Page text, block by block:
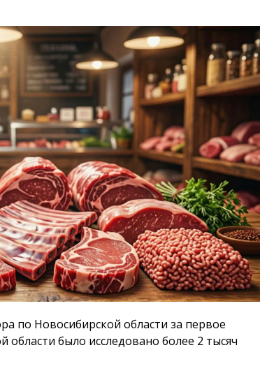
по Новосибирской области за первое
области было исследовано более 2 тысяч